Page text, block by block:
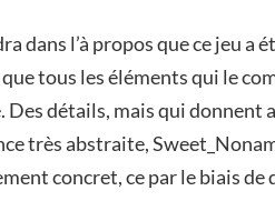
dans l’à propos que ce jeu a
tous les éléments qui le
Des détails, mais qui donnent
très abstraite,
concret, ce par le biais